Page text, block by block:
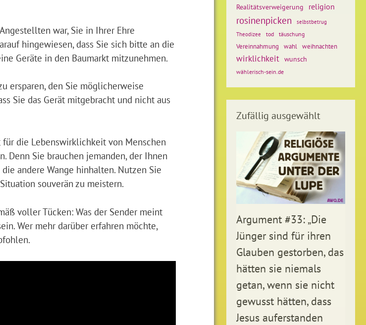
war, Sie in Ihrer Ehre
hingewiesen, dass Sie sich bitte an die
Geräte in den Baumarkt mitzunehmen.
ersparen, den Sie möglicherweise
Sie das Gerät mitgebracht und nicht aus
die Lebenswirklichkeit von Menschen
Denn Sie brauchen jemanden, der Ihnen
andere Wange hinhalten. Nutzen Sie
souverän zu meistern.
voller Tücken: Was der Sender meint
Wer mehr darüber erfahren möchte,
Realitätsverweigerung religion
rosinenpicken
selbstbetrug
Theodizee
tod täuschung
Vereinnahmung wahl weihnachten
wirklichkeit wunsch
wählerisch-sein.de
Zufällig ausgewählt
Argument #33: „Die
Jünger sind für ihren
Glauben gestorben, das
hätten sie niemals
getan, wenn sie nicht
gewusst hätten, dass
Jesus auferstanden